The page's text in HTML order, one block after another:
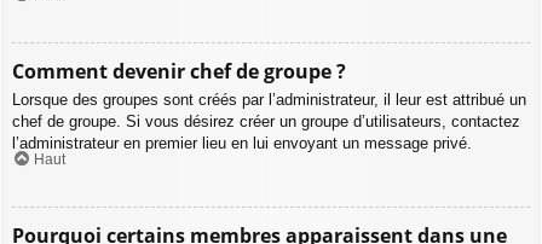
Comment devenir chef de groupe ?
Lorsque des groupes sont créés par l’administrateur, il leur est attribué un
chef de groupe. Si vous désirez créer un groupe d’utilisateurs, contactez
l’administrateur en premier lieu en lui envoyant un message privé.
Haut
Pourquoi certains membres apparaissent dans une